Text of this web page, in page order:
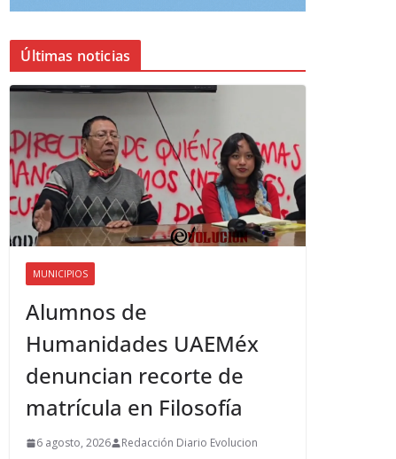
Últimas noticias
MUNICIPIOS
Alumnos de
Humanidades UAEMéx
denuncian recorte de
matrícula en Filosofía
6 agosto, 2026 Redacción Diario Evolucion